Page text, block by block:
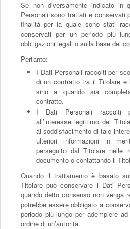
Se non diversamente indicato in
Personali sono trattati e conservati
finalità per la quale sono stati
conservati per un periodo più
obbligazioni legali o sulla base del
Pertanto:
I Dati Personali raccolti per
di un contratto tra il Titolare e
sino a quando sia
contratto.
I Dati Personali raccolti
all’interesse legittimo del
al soddisfacimento di tale
ulteriori informazioni in
perseguito dal Titolare nelle
documento o contattando il
Quando il trattamento è basato
Titolare può conservare i Dati
quando detto consenso non venga
potrebbe essere obbligato a
periodo più lungo per adempiere
ordine di un’autorità.